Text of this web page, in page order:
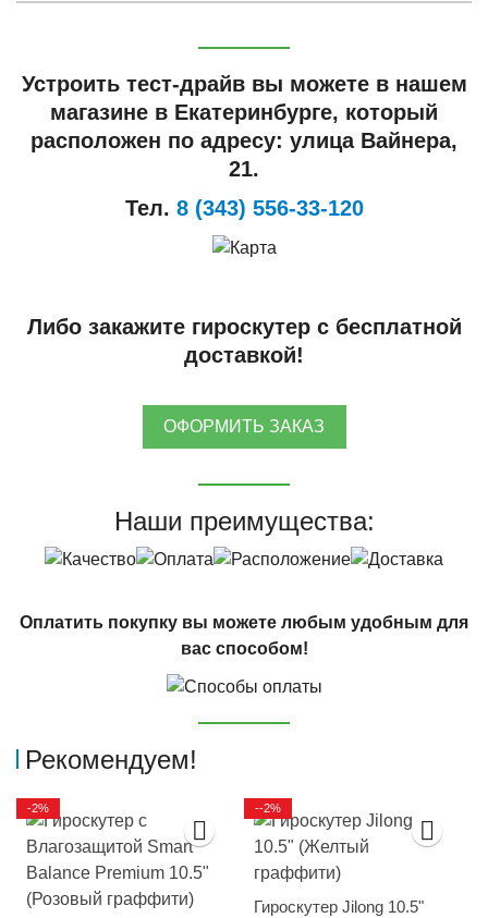
Устроить тест-драйв вы можете в нашем
магазине в Екатеринбурге, который
расположен по адресу: улица Вайнера,
21.
Тел. 8 (343) 556-33-120
Либо закажите гироскутер с бесплатной
доставкой!
ОФОРМИТЬ ЗАКАЗ
Наши преимущества:
Оплатить покупку вы можете любым удобным для
вас способом!
Рекомендуем!
-2%
Гироскутер Jilong 10.5"
--2%